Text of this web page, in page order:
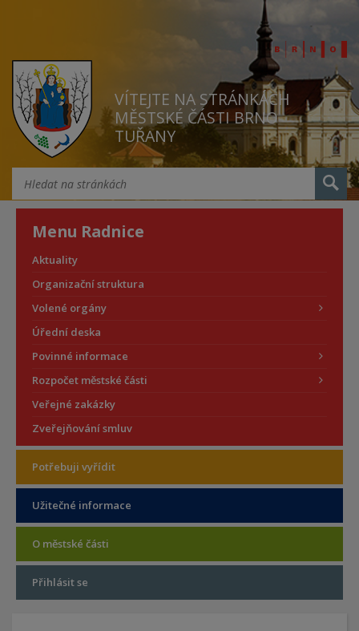
VÍTEJTE NA STRÁNKÁCH
MĚSTSKÉ ČÁSTI BRNO
TUŘANY
Menu Radnice
Aktuality
Organizační struktura
Volené orgány
Úřední deska
Povinné informace
Rozpočet městské části
Veřejné zakázky
Zveřejňování smluv
Potřebuji vyřídit
Užitečné informace
O městské části
Přihlásit se